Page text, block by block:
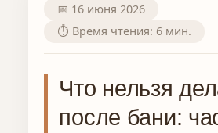
📅 16 июня 2026
⏱️ Время чтения: 6 мин.
Что нельзя
после бани: